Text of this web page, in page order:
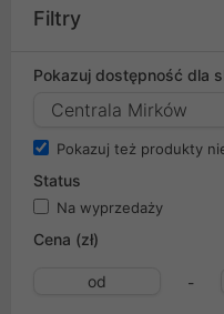
Filtry
Pokazuj dostępność dla
Pokazuj też produkty
Status
Na wyprzedaży
Cena (zł)
-